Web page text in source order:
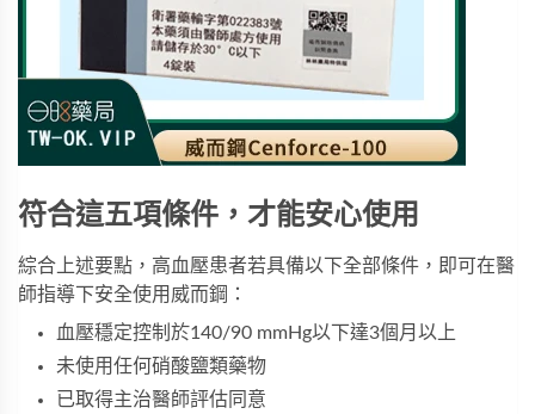
符合這五項條件，才能安心使用
綜合上述要點，高血壓患者若具備以下全部條件，即可在醫
師指導下安全使用威而鋼：
血壓穩定控制於140/90 mmHg以下達3個月以上
未使用任何硝酸鹽類藥物
已取得主治醫師評估同意